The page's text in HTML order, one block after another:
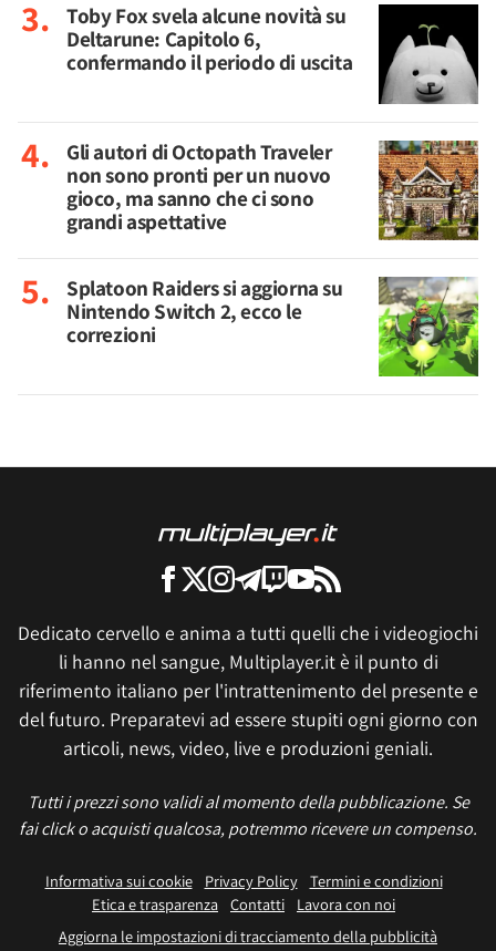
Toby Fox svela alcune novità su
Deltarune: Capitolo 6,
confermando il periodo di uscita
Gli autori di Octopath Traveler
non sono pronti per un nuovo
gioco, ma sanno che ci sono
grandi aspettative
Splatoon Raiders si aggiorna su
Nintendo Switch 2, ecco le
correzioni
Dedicato cervello e anima a tutti quelli che i videogiochi
li hanno nel sangue, Multiplayer.it è il punto di
riferimento italiano per l'intrattenimento del presente e
del futuro. Preparatevi ad essere stupiti ogni giorno con
articoli, news, video, live e produzioni geniali.
Tutti i prezzi sono validi al momento della pubblicazione. Se
fai click o acquisti qualcosa, potremmo ricevere un compenso.
Informativa sui cookie Privacy Policy
Termini e condizioni
Etica e trasparenza Contatti
Lavora con noi
Aggiorna le impostazioni di tracciamento della pubblicità